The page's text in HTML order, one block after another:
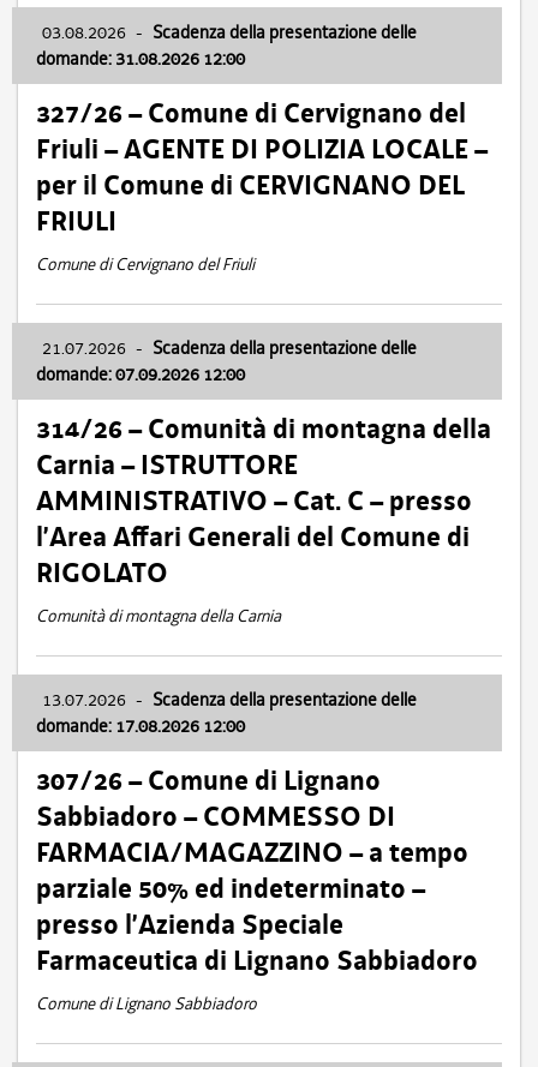
03.08.2026 - Scadenza della presentazione delle
domande: 31.08.2026 12:00
327/26 – Comune di Cervignano del
Friuli – AGENTE DI POLIZIA LOCALE –
per il Comune di CERVIGNANO DEL
FRIULI
Comune di Cervignano del Friuli
21.07.2026 - Scadenza della presentazione delle
domande: 07.09.2026 12:00
314/26 – Comunità di montagna della
Carnia – ISTRUTTORE
AMMINISTRATIVO – Cat. C – presso
l’Area Affari Generali del Comune di
RIGOLATO
Comunità di montagna della Carnia
13.07.2026 - Scadenza della presentazione delle
domande: 17.08.2026 12:00
307/26 – Comune di Lignano
Sabbiadoro – COMMESSO DI
FARMACIA/MAGAZZINO – a tempo
parziale 50% ed indeterminato –
presso l’Azienda Speciale
Farmaceutica di Lignano Sabbiadoro
Comune di Lignano Sabbiadoro